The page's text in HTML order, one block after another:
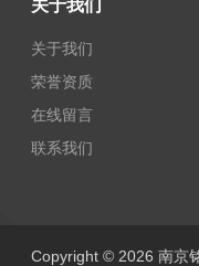
关于我们
关于我们
荣誉资质
在线留言
联系我们
Copyright © 2026 南京